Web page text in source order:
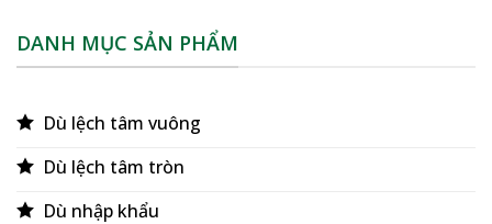
DANH MỤC SẢN PHẨM
Dù lệch tâm vuông
Dù lệch tâm tròn
Dù nhập khẩu